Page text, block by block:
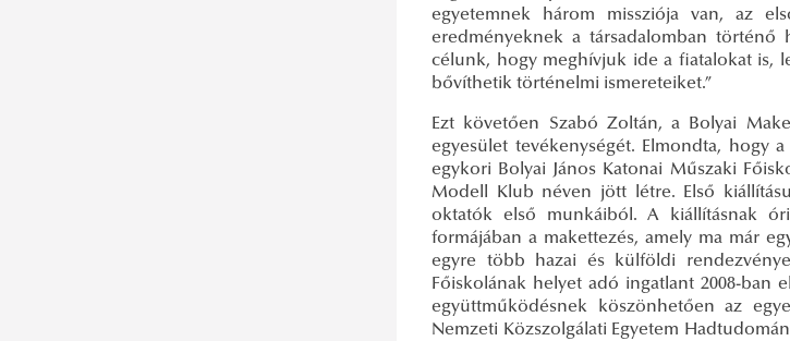
egyetemnek három missziója van, az
eredményeknek a társadalomban történő
célunk, hogy meghívjuk ide a fiatalokat is,
bővíthetik történelmi ismereteiket.”
Ezt követően Szabó Zoltán, a Bolyai
egyesület tevékenységét. Elmondta, hogy
egykori Bolyai János Katonai Műszaki
Modell Klub néven jött létre. Első
oktatók első munkáiból. A kiállításnak
formájában a makettezés, amely ma már
egyre több hazai és külföldi
Főiskolának helyet adó ingatlant 2008-
együttműködésnek köszönhetően az
Nemzeti Közszolgálati Egyetem